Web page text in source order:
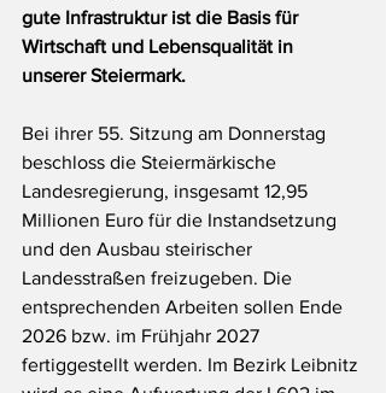
gute Infrastruktur ist die Basis für
Wirtschaft und Lebensqualität in
unserer Steiermark.
Bei ihrer 55. Sitzung am Donnerstag
beschloss die Steiermärkische
Landesregierung, insgesamt 12,95
Millionen Euro für die Instandsetzung
und den Ausbau steirischer
Landesstraßen freizugeben. Die
entsprechenden Arbeiten sollen Ende
2026 bzw. im Frühjahr 2027
fertiggestellt werden. Im Bezirk Leibnitz